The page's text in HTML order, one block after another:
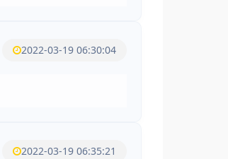
2022-03-19 06:30:04
2022-03-19 06:35:21